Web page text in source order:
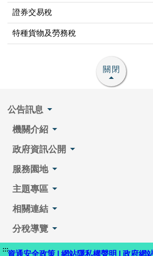
證券交易稅
特種貨物及勞務稅
關閉
公告訊息
機關介紹
政府資訊公開
服務園地
主題專區
相關連結
分稅導覽
:::資通安全政策 網站隱私權聲明 政府網